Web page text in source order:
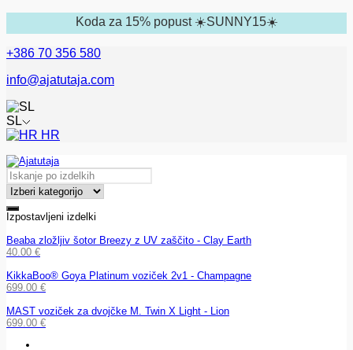
Koda za 15% popust ☀️SUNNY15☀️
+386 70 356 580
info@ajatutaja.com
SL
HR
Izpostavljeni izdelki
Beaba zložljiv šotor Breezy z UV zaščito - Clay Earth
40.00 €
KikkaBoo® Goya Platinum voziček 2v1 - Champagne
699.00 €
MAST voziček za dvojčke M. Twin X Light - Lion
699.00 €